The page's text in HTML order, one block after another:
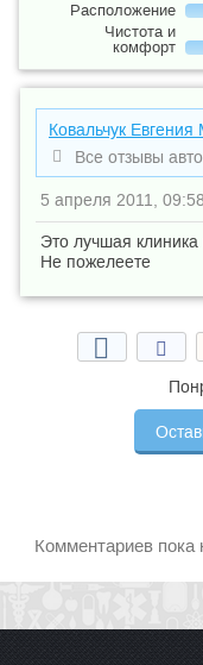
Расположение
Чистота и
комфорт
Ковальчук
Все отзывы
5 апреля 2011, 09:58
Это лучшая
Не пожелеете
Комментариев пока